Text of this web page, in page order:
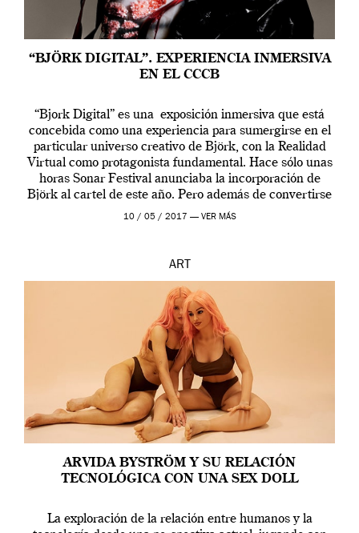
“BJÖRK DIGITAL”. EXPERIENCIA INMERSIVA
EN EL CCCB
“Bjork Digital” es una exposición inmersiva que está
concebida como una experiencia para sumergirse en el
particular universo creativo de Björk, con la Realidad
Virtual como protagonista fundamental. Hace sólo unas
horas Sonar Festival anunciaba la incorporación de
Björk al cartel de este año. Pero además de convertirse
en una de las actuaciones más relevantes […]
10 / 05 / 2017 — VER MÁS
ART
ARVIDA BYSTRÖM Y SU RELACIÓN
TECNOLÓGICA CON UNA SEX DOLL
La exploración de la relación entre humanos y la